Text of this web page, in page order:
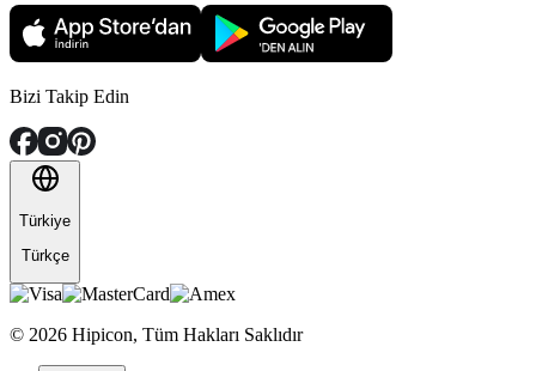
Bizi Takip Edin
Türkiye
Türkçe
© 2026 Hipicon, Tüm Hakları Saklıdır